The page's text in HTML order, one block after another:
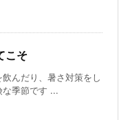
そ
んだり、暑さ対策をし
な季節です ...